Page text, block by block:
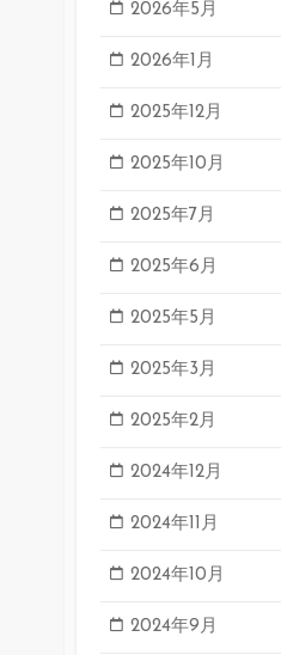
2026年5月
2026年1月
2025年12月
2025年10月
2025年7月
2025年6月
2025年5月
2025年3月
2025年2月
2024年12月
2024年11月
2024年10月
2024年9月